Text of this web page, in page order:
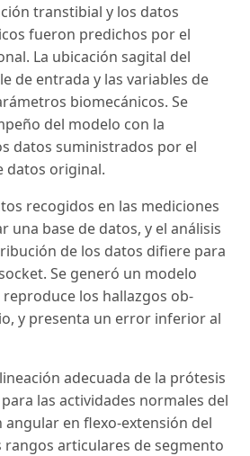
transtibial y los datos
fueron predichos por el
La ubicación sagital del
de entrada y las variables de
biomecánicos. Se
del modelo con la
datos sumi­nistrados por el
datos original.
recogidos en las mediciones
una base de datos, y el análi­sis
de los datos difiere para
Se generó un mode­lo
los hallazgos ob­
y presenta un error inferior al
adecuada de la próte­sis
las actividades normales del
angular en flexo-extensión del
rangos articulares de seg­mento